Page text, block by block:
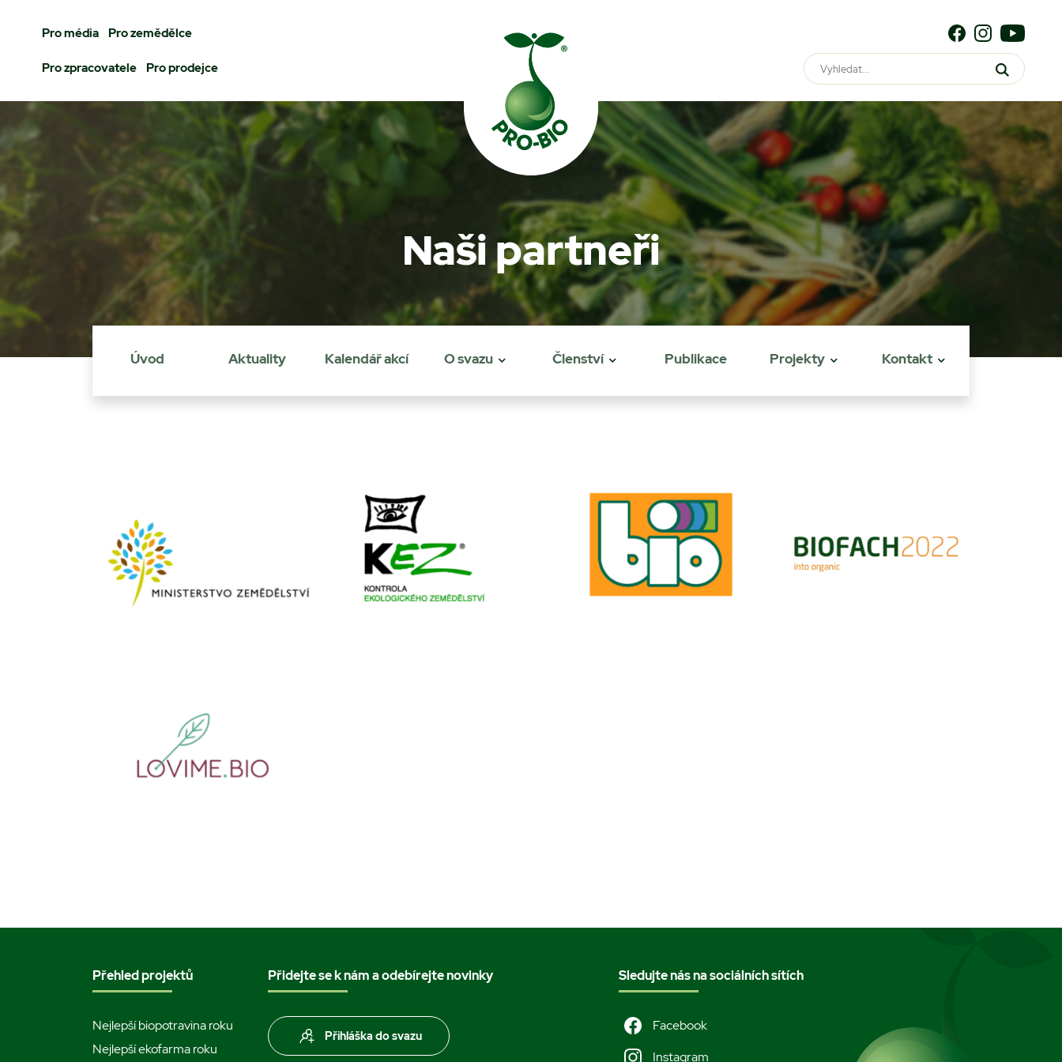
Prohledat PRO-BIO
Pro média Pro zemědělce
Pro zpracovatele Pro prodejce
Naši partneři
Úvod Aktuality Kalendář akcí O svazu Členství Publikace Projekty Kontakt
Přehled projektů
Nejlepší biopotravina roku
Nejlepší ekofarma roku
Přidejte se k nám a odebírejte novinky
Přihláška do svazu
Sledujte nás na sociálních sítích
Facebook
Instagram